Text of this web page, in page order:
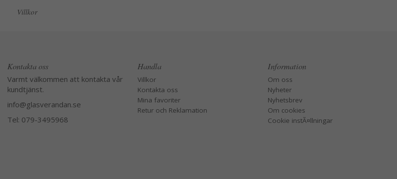
Villkor
Kontakta oss
Varmt välkommen att kontakta vår
kundtjänst.
info@glasverandan.se
Tel: 079-3495968
Handla
Villkor
Kontakta oss
Mina favoriter
Retur och Reklamation
Information
Om oss
Nyheter
Nyhetsbrev
Om cookies
Cookie instÃ¤llningar